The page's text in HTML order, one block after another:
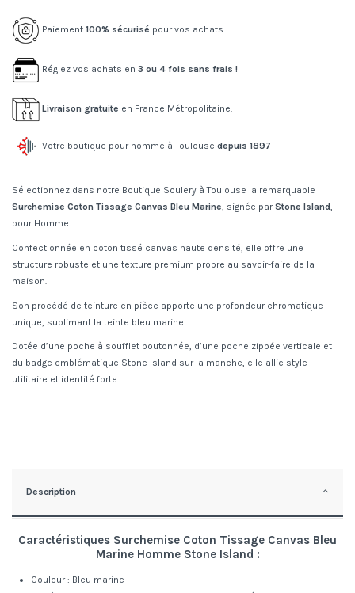
Paiement 100% sécurisé pour vos achats.
Réglez vos achats en 3 ou 4 fois sans frais !
Livraison gratuite en France Métropolitaine.
Votre boutique pour homme à Toulouse depuis 1897
Sélectionnez dans notre Boutique Soulery à Toulouse la remarquable
Surchemise Coton Tissage Canvas Bleu Marine, signée parStone Island,
pour Homme.
Confectionnée en coton tissé canvas haute densité, elle offre une
structure robuste et une texture premium propre au savoir-faire de la
maison.
Son procédé de teinture en pièce apporte une profondeur chromatique
unique, sublimant la teinte bleu marine.
Dotée d’une poche à soufflet boutonnée, d’une poche zippée verticale et
du badge emblématique Stone Island sur la manche, elle allie style
utilitaire et identité forte.
Description
Caractéristiques Surchemise Coton Tissage Canvas Bleu
Marine Homme Stone Island :
Couleur : Bleu marine